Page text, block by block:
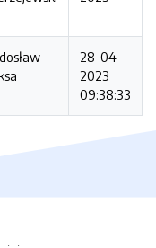
28-04-
2023
09:38:33